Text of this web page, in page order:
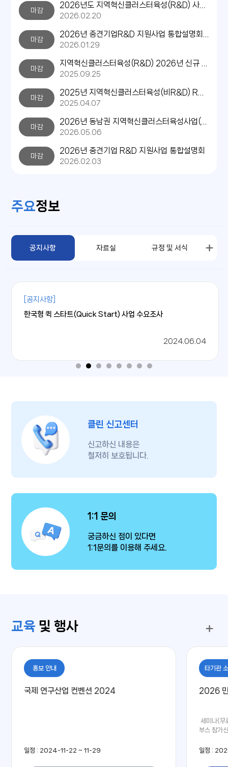
마감
2026년도 지역혁신클러스터육성(R&D) 사업 시행계획 공고
2026.02.20
마감
2026.01.29
마감
2025.09.25
마감
2025.04.07
마감
2026.05.06
마감
2026년 중견기업 R&D 지원사업 통합설명회
2026.02.03
주요정보
공지사항 자료실 규정 및 서식
[공지사항]
한국형 퀵 스타트(Quick Start) 사업 수요조사
2024.06.04
[자료실]
2024년 지역특화산업육성사업+(R&D) 신규 지원과제 사업
2024.02.02
[규정 및 서식]
지역산업육성 기술개발사업 관리지침 별지서식 (24.02.26)
2024.06.07
[우수 사례]
(2023 지역특화/대전) 의료용 자외선 기기를 혁신하다(원텍
2024.04.09
클린 신고센터
신고하신 내용은
철저히 보호됩니다.
1:1 문의
궁금하신 점이 있다면
1:1문의를 이용해 주세요.
교육 및 행사
홍보 안내
국제 연구산업 컨벤션 2024
일정 : 2024-11-22 ~ 11-29
타기관
2026 민
세미나(
부스 참가
일정 :